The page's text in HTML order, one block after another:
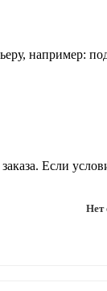
например:
Если
Нет